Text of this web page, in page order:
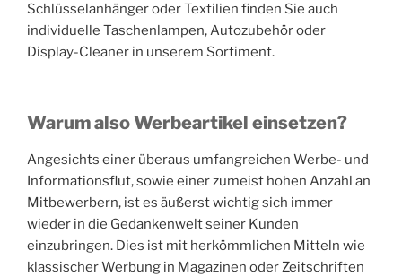
Schlüsselanhänger oder Textilien finden Sie auch
individuelle Taschenlampen, Autozubehör oder
Display-Cleaner in unserem Sortiment.
Warum also Werbeartikel einsetzen?
Angesichts einer überaus umfangreichen Werbe- und
Informationsflut, sowie einer zumeist hohen Anzahl an
Mitbewerbern, ist es äußerst wichtig sich immer
wieder in die Gedankenwelt seiner Kunden
einzubringen. Dies ist mit herkömmlichen Mitteln wie
klassischer Werbung in Magazinen oder Zeitschriften